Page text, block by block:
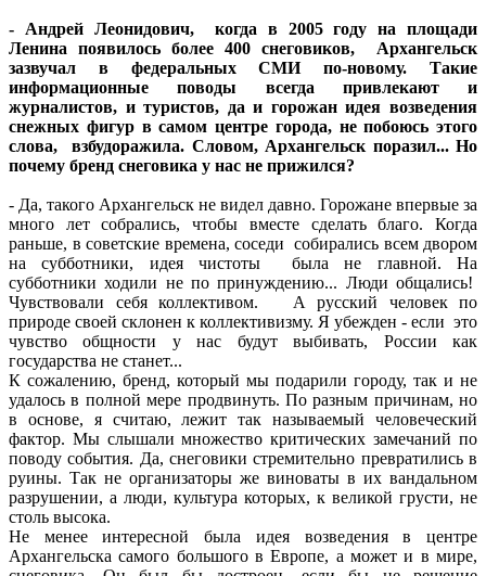
- Андрей Леонидович, когда в 2005 году на площади
Ленина появилось более 400 снеговиков, Архангельск
зазвучал в федеральных СМИ по-новому. Такие
информационные поводы всегда привлекают и
журналистов, и туристов, да и горожан идея возведения
снежных фигур в самом центре города, не побоюсь этого
слова, взбудоражила. Словом, Архангельск поразил... Но
почему бренд снеговика у нас не прижился?
- Да, такого Архангельск не видел давно. Горожане впервые за
много лет собрались, чтобы вместе сделать благо. Когда
раньше, в советские времена, соседи собирались всем двором
на субботники, идея чистоты была не главной. На
субботники ходили не по принуждению... Люди общались!
Чувствовали себя коллективом. А русский человек по
природе своей склонен к коллективизму. Я убежден - если это
чувство общности у нас будут выбивать, России как
государства не станет...
К сожалению, бренд, который мы подарили городу, так и не
удалось в полной мере продвинуть. По разным причинам, но
в основе, я считаю, лежит так называемый человеческий
фактор. Мы слышали множество критических замечаний по
поводу события. Да, снеговики стремительно превратились в
руины. Так не организаторы же виноваты в их вандальном
разрушении, а люди, культура которых, к великой грусти, не
столь высока.
Не менее интересной была идея возведения в центре
Архангельска самого большого в Европе, а может и в мире,